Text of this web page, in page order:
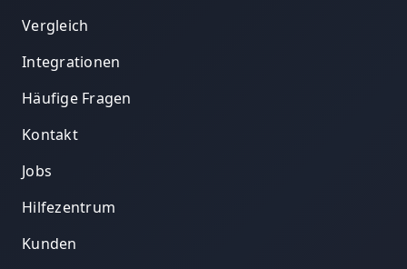
Vergleich
Integrationen
Häufige Fragen
Kontakt
Jobs
Hilfezentrum
Kunden